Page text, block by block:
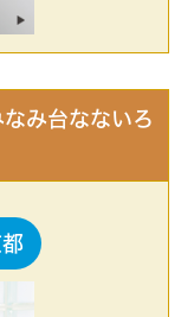
み台なないろ